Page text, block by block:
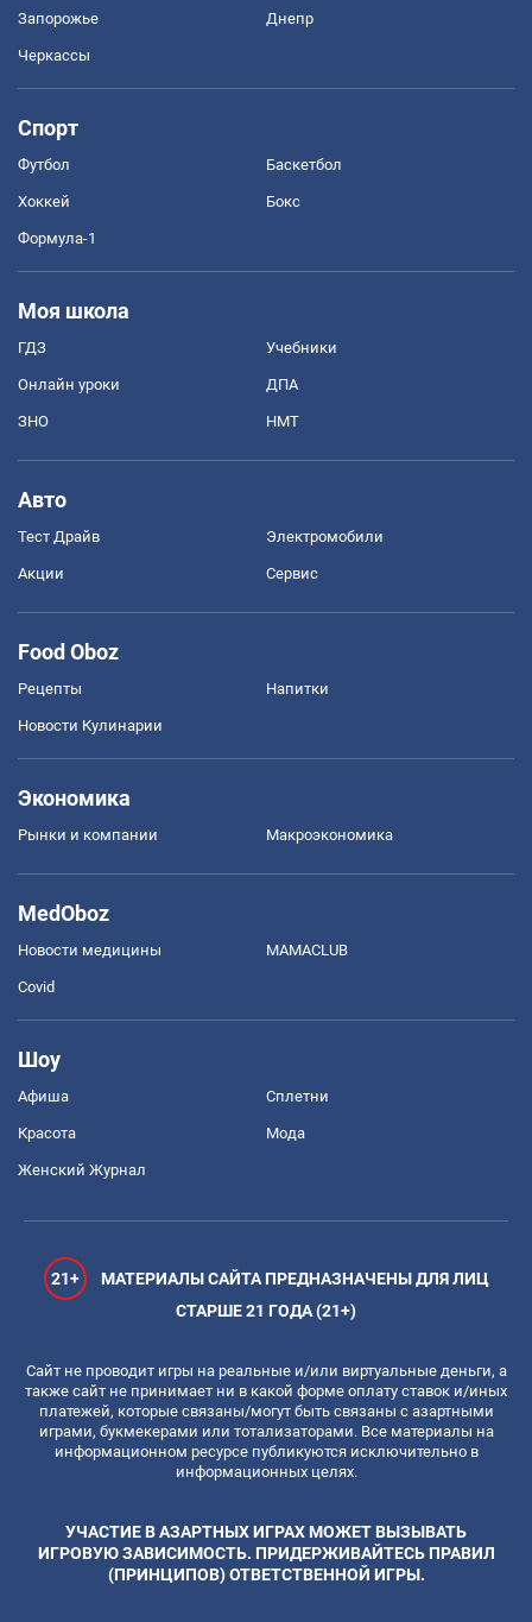
Запорожье Днепр
Черкассы
Спорт
Футбол Баскетбол
Хоккей Бокс
Формула-1
Моя школа
ГДЗ Учебники
Онлайн уроки ДПА
ЗНО НМТ
Авто
Тест Драйв Электромобили
Акции Сервис
Food Oboz
Рецепты Напитки
Новости Кулинарии
Экономика
Рынки и компании Mакроэкономика
MedOboz
Новости медицины MAMACLUB
Covid
Шоу
Афиша Сплетни
Красота Мода
Женский Журнал
21+
МАТЕРИАЛЫ САЙТА ПРЕДНАЗНАЧЕНЫ ДЛЯ ЛИЦ
СТАРШЕ 21 ГОДА (21+)
Сайт не проводит игры на реальные и/или виртуальные деньги, а
также сайт не принимает ни в какой форме оплату ставок и/иных
платежей, которые связаны/могут быть связаны с азартными
играми, букмекерами или тотализаторами. Все материалы на
информационном ресурсе публикуются исключительно в
информационных целях.
УЧАСТИЕ В АЗАРТНЫХ ИГРАХ МОЖЕТ ВЫЗЫВАТЬ
ИГРОВУЮ ЗАВИСИМОСТЬ. ПРИДЕРЖИВАЙТЕСЬ ПРАВИЛ
(ПРИНЦИПОВ) ОТВЕТСТВЕННОЙ ИГРЫ.